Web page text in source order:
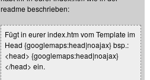
readme beschrieben:
Fügt in eurer index.htm vom Template im
Head {googlemaps:head|noajax} bsp.:
<head> {googlemaps:head|noajax}
</head> ein.